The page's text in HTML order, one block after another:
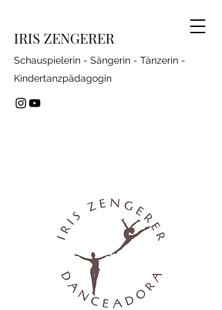
IRIS ZENGERER
Schauspielerin - Sängerin - Tänzerin -
Kindertanzpädagogin